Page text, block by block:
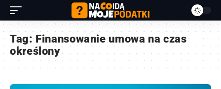
Tag: Finansowanie umowa na czas
określony